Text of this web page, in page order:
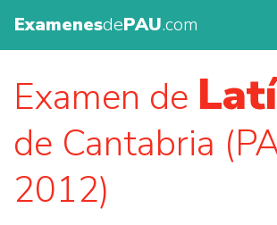
ExamenesdePAU.com
Examen de
de Cantabria
2012)